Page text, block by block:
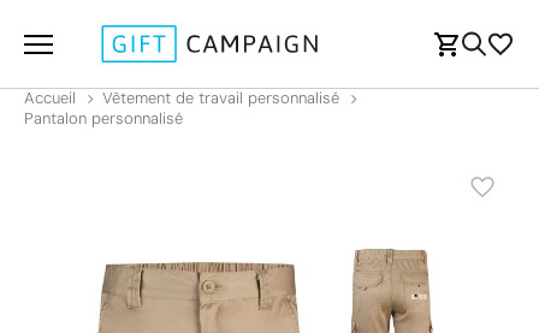
Accueil
Vêtement de travail personnalisé
Pantalon personnalisé